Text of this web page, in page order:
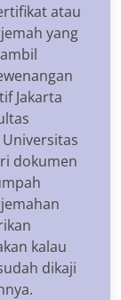
atau
yang
Jakarta
dokumen
kalau
dikaji